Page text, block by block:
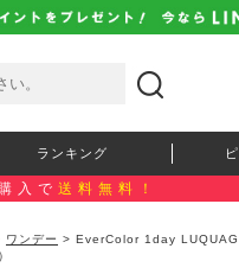
ランキング
入で 送料無料！
ワンデー > EverColor 1day